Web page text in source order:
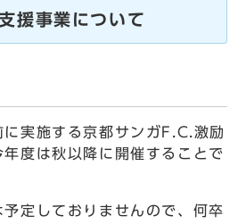
援事業について
実施する京都サンガF.C.激励
度は秋以降に開催することで
定しておりませんので、何卒